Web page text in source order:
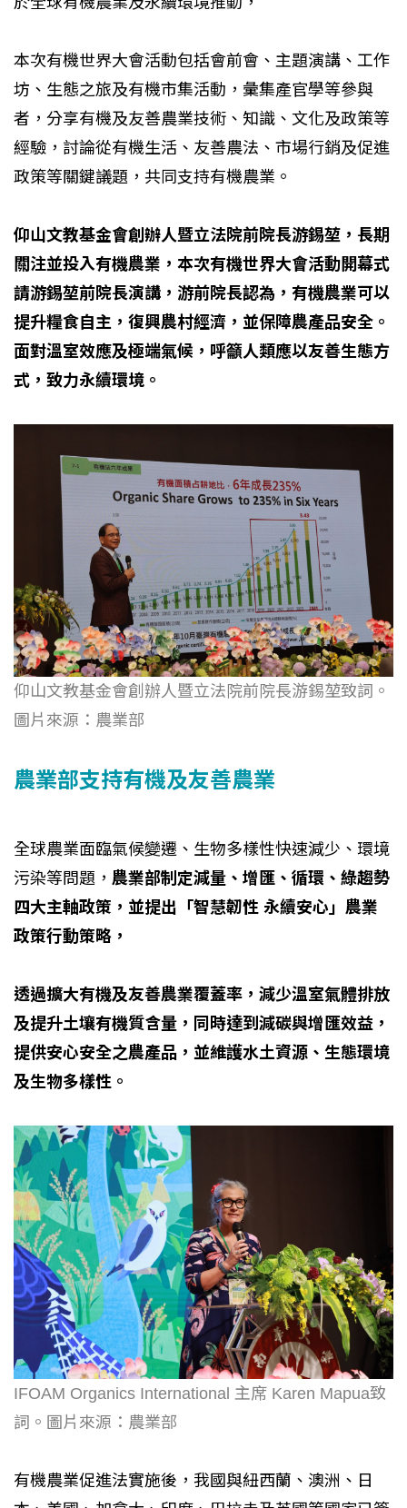
本次有機世界大會活動包括會前會、主題演講、工作
坊、生態之旅及有機市集活動，彙集產官學等參與
者，分享有機及友善農業技術、知識、文化及政策等
經驗，討論從有機生活、友善農法、市場行銷及促進
政策等關鍵議題，共同支持有機農業。
仰山文教基金會創辦人暨立法院前院長游錫堃，長期
關注並投入有機農業，本次有機世界大會活動開幕式
請游錫堃前院長演講，游前院長認為，有機農業可以
提升糧食自主，復興農村經濟，並保障農產品安全。
面對溫室效應及極端氣候，呼籲人類應以友善生態方
式，致力永續環境。
仰山文教基金會創辦人暨立法院前院長游錫堃致詞。
圖片來源：農業部
農業部支持有機及友善農業
全球農業面臨氣候變遷、生物多樣性快速減少、環境
污染等問題， 農業部制定減量、增匯、循環、綠趨勢
四大主軸政策，並提出「智慧韌性 永續安心」農業
政策行動策略，
透過擴大有機及友善農業覆蓋率，減少溫室氣體排放
及提升土壤有機質含量，同時達到減碳與增匯效益，
提供安心安全之農產品，並維護水土資源、生態環境
及生物多樣性。
IFOAM Organics International 主席 Karen Mapua致
詞。圖片來源：農業部
有機農業促進法實施後，我國與紐西蘭、澳洲、日